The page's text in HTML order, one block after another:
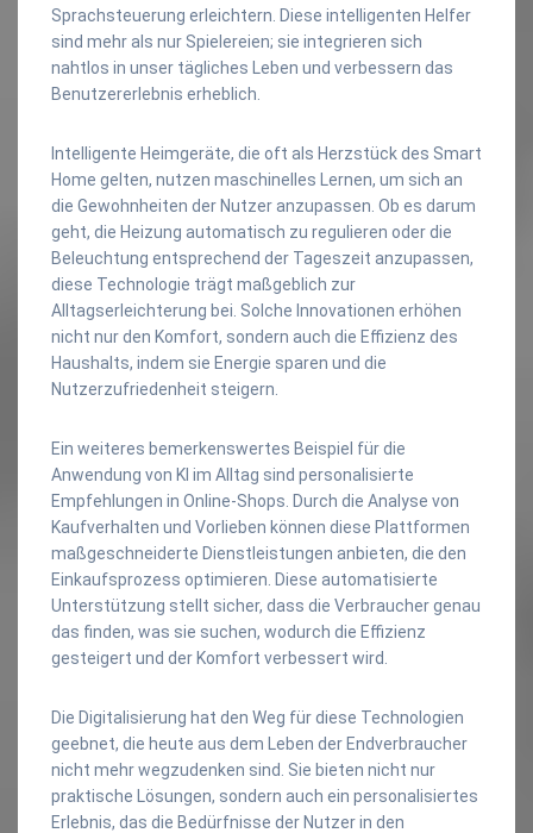
Sprachsteuerung erleichtern. Diese intelligenten Helfer
sind mehr als nur Spielereien; sie integrieren sich
nahtlos in unser tägliches Leben und verbessern das
Benutzererlebnis erheblich.
Intelligente Heimgeräte, die oft als Herzstück des Smart
Home gelten, nutzen maschinelles Lernen, um sich an
die Gewohnheiten der Nutzer anzupassen. Ob es darum
geht, die Heizung automatisch zu regulieren oder die
Beleuchtung entsprechend der Tageszeit anzupassen,
diese Technologie trägt maßgeblich zur
Alltagserleichterung bei. Solche Innovationen erhöhen
nicht nur den Komfort, sondern auch die Effizienz des
Haushalts, indem sie Energie sparen und die
Nutzerzufriedenheit steigern.
Ein weiteres bemerkenswertes Beispiel für die
Anwendung von KI im Alltag sind personalisierte
Empfehlungen in Online-Shops. Durch die Analyse von
Kaufverhalten und Vorlieben können diese Plattformen
maßgeschneiderte Dienstleistungen anbieten, die den
Einkaufsprozess optimieren. Diese automatisierte
Unterstützung stellt sicher, dass die Verbraucher genau
das finden, was sie suchen, wodurch die Effizienz
gesteigert und der Komfort verbessert wird.
Die Digitalisierung hat den Weg für diese Technologien
geebnet, die heute aus dem Leben der Endverbraucher
nicht mehr wegzudenken sind. Sie bieten nicht nur
praktische Lösungen, sondern auch ein personalisiertes
Erlebnis, das die Bedürfnisse der Nutzer in den